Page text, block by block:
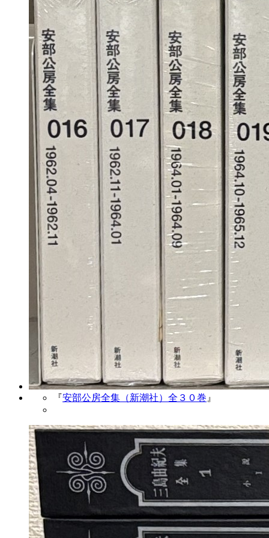
『安部公房全集（新潮社）全３０巻 』